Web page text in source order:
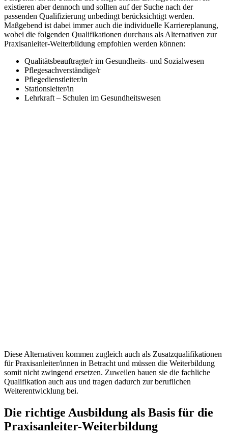
existieren aber dennoch und sollten auf der Suche nach der
passenden Qualifizierung unbedingt berücksichtigt werden.
Maßgebend ist dabei immer auch die individuelle Karriereplanung,
wobei die folgenden Qualifikationen durchaus als Alternativen zur
Praxisanleiter-Weiterbildung empfohlen werden können:
Qualitätsbeauftragte/r im Gesundheits- und Sozialwesen
Pflegesachverständige/r
Pflegedienstleiter/in
Stationsleiter/in
Lehrkraft – Schulen im Gesundheitswesen
Diese Alternativen kommen zugleich auch als Zusatzqualifikationen
für Praxisanleiter/innen in Betracht und müssen die Weiterbildung
somit nicht zwingend ersetzen. Zuweilen bauen sie die fachliche
Qualifikation auch aus und tragen dadurch zur beruflichen
Weiterentwicklung bei.
Die richtige Ausbildung als Basis für die
Praxisanleiter-Weiterbildung